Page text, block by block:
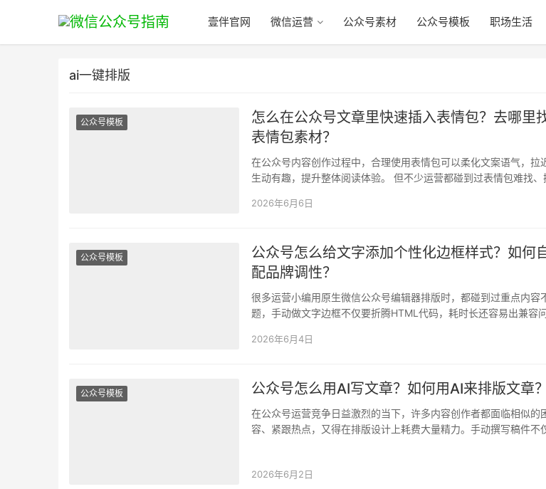
壹伴官网 微信运营 公众号素材 公众号模板 职场生活
ai一键排版
公众号模板
怎么在公众号文章里快速插入表情包？去哪里
表情包素材？
在公众号内容创作过程中，合理使用表情包可以柔化文案语气，拉
生动有趣，提升整体阅读体验。 但不少运营都碰到过表情包难找、
2026年6月6日
公众号模板
公众号怎么给文字添加个性化边框样式？如何
配品牌调性？
很多运营小编用原生微信公众号编辑器排版时，都碰到过重点内容
题，手动做文字边框不仅要折腾HTML代码，耗时长还容易出兼容
2026年6月4日
公众号模板 公众号怎么用AI写文章？如何用AI来排版文章？
在公众号运营竞争日益激烈的当下，许多内容创作者都面临相似的
容、紧跟热点，又得在排版设计上耗费大量精力。手动撰写稿件不
2026年6月2日